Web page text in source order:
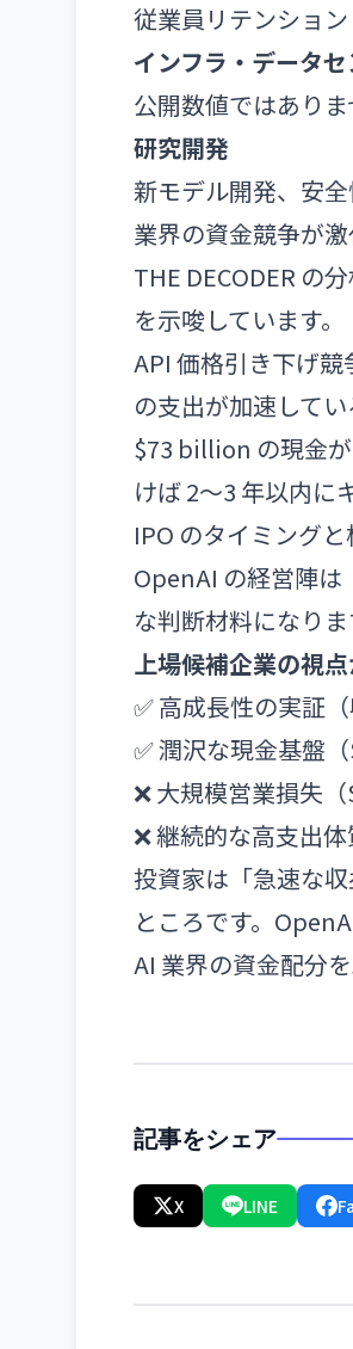
従業員リテンショ
インフラ・データ
公開数値ではあり
研究開発
新モデル開発、安
業界の資金競争が
THE DECODER の
を示唆しています。
API 価格引き下げ
の支出が加速してい
$73 billion の現金
けば 2〜3 年以内に
IPO のタイミング
OpenAI の経営陣は
な判断材料になりま
上場候補企業の視
✅ 高成長性の実証（
✅ 潤沢な現金基盤
❌ 大規模営業損失
❌ 継続的な高支出
投資家は「急速な
ところです。
AI 業界の資金配分
記事をシェア
X LINE